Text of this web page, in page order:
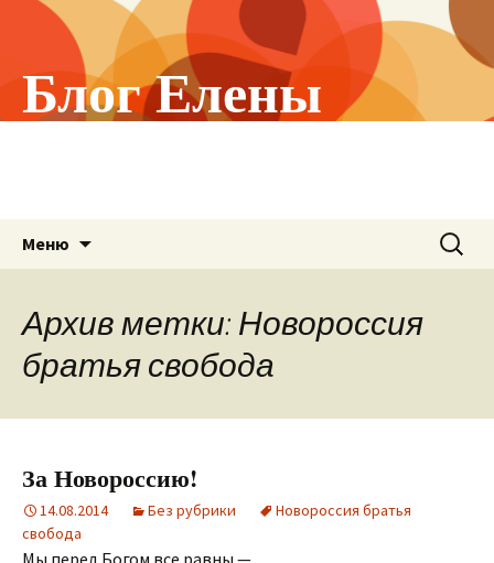
Блог Елены
Холстининой
Меню Найти:
Архив метки: Новороссия
братья свобода
За Новороссию!
14.08.2014 Без рубрики
Новороссия братья
свобода
Мы перед Богом все равны —